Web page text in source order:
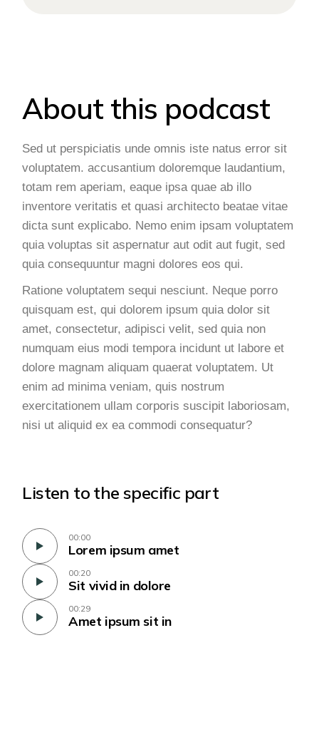
About this podcast
Sed ut perspiciatis unde omnis iste natus error sit
voluptatem. accusantium doloremque laudantium,
totam rem aperiam, eaque ipsa quae ab illo
inventore veritatis et quasi architecto beatae vitae
dicta sunt explicabo. Nemo enim ipsam voluptatem
quia voluptas sit aspernatur aut odit aut fugit, sed
quia consequuntur magni dolores eos qui.
Ratione voluptatem sequi nesciunt. Neque porro
quisquam est, qui dolorem ipsum quia dolor sit
amet, consectetur, adipisci velit, sed quia non
numquam eius modi tempora incidunt ut labore et
dolore magnam aliquam quaerat voluptatem. Ut
enim ad minima veniam, quis nostrum
exercitationem ullam corporis suscipit laboriosam,
nisi ut aliquid ex ea commodi consequatur?
Listen to the specific part
00:00
Lorem ipsum amet
00:20
Sit vivid in dolore
00:29
Amet ipsum sit in